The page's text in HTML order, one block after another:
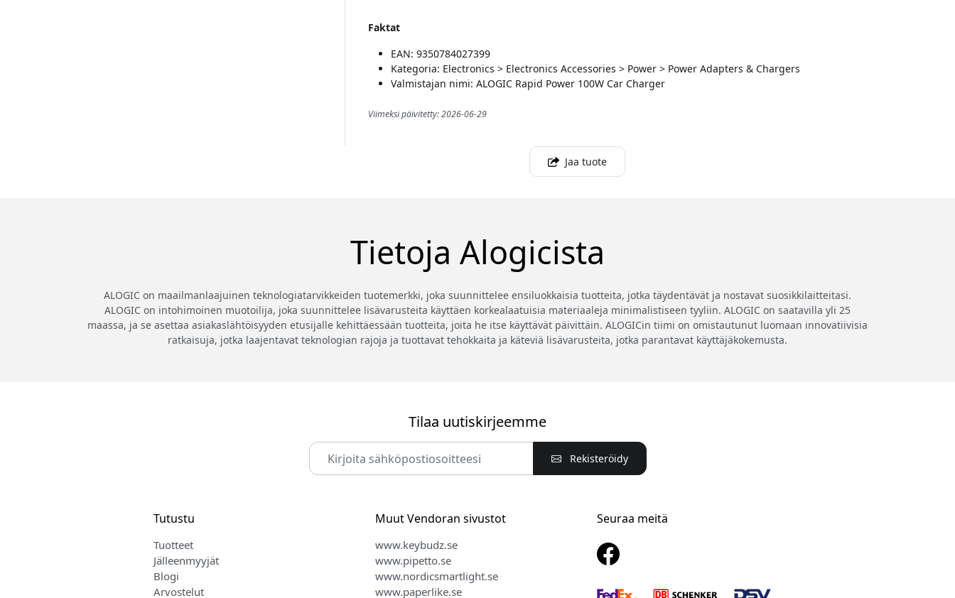
Faktat
EAN: 9350784027399
Kategoria: Electronics > Electronics Accessories > Power > Power Adapters & Chargers
Valmistajan nimi: ALOGIC Rapid Power 100W Car Charger
Viimeksi päivitetty: 2026-06-29
Jaa tuote
Tietoja Alogicista
ALOGIC on maailmanlaajuinen teknologiatarvikkeiden tuotemerkki, joka suunnittelee ensiluokkaisia tuotteita, jotka täydentävät ja nostavat suosikkilaitteitasi.
ALOGIC on intohimoinen muotoilija, joka suunnittelee lisävarusteita käyttäen korkealaatuisia materiaaleja minimalistiseen tyyliin. ALOGIC on saatavilla yli 25
maassa, ja se asettaa asiakaslähtöisyyden etusijalle kehittäessään tuotteita, joita he itse käyttävät päivittäin. ALOGICin tiimi on omistautunut luomaan innovatiivisia
ratkaisuja, jotka laajentavat teknologian rajoja ja tuottavat tehokkaita ja käteviä lisävarusteita, jotka parantavat käyttäjäkokemusta.
Tilaa uutiskirjeemme
Rekisteröidy
Tutustu
Tuotteet
Jälleenmyyjät
Blogi
Arvostelut
Muut Vendoran sivustot
www.keybudz.se
www.pipetto.se
www.nordicsmartlight.se
www.paperlike.se
Seuraa meitä